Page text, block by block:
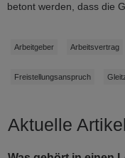
betont werden, dass die
Arbeitgeber Arbeitsvertrag
Freistellungsanspruch
Aktuelle Artikel